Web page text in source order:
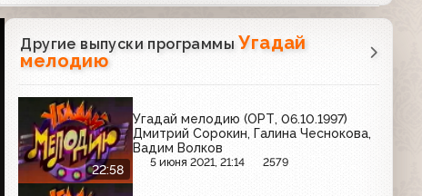
Другие выпуски программы Угадай
мелодию
22:58
Угадай мелодию (ОРТ, 06.10.1997)
Дмитрий Сорокин, Галина Чеснокова,
Вадим Волков
5 июня 2021, 21:14 2579